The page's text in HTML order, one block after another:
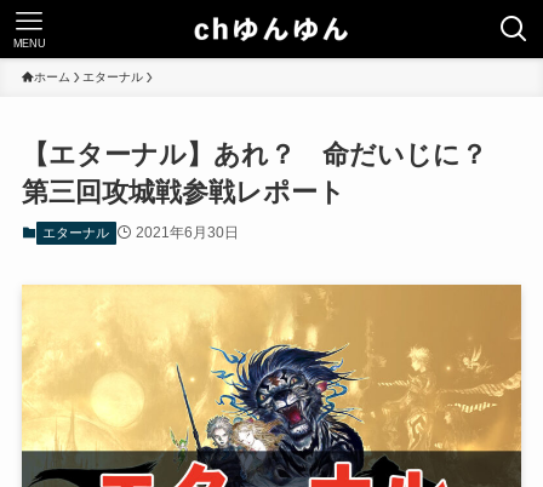
MENU
ホーム エターナル
【エターナル】あれ？ 命だいじに？
第三回攻城戦参戦レポート
エターナル 2021年6月30日